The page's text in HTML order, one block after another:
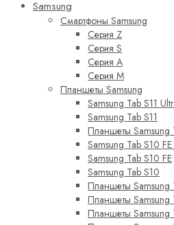
Samsung
Смартфоны Samsung
Серия Z
Серия S
Серия A
Серия M
Планшеты Samsung
Samsung Tab S11
Samsung Tab S11
Планшеты Samsung
Samsung Tab S10
Samsung Tab S10 FE
Samsung Tab S10
Планшеты Samsung
Планшеты Samsung
Планшеты Samsung